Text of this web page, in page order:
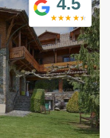
información
del usuario
hábitos de
los hábitos